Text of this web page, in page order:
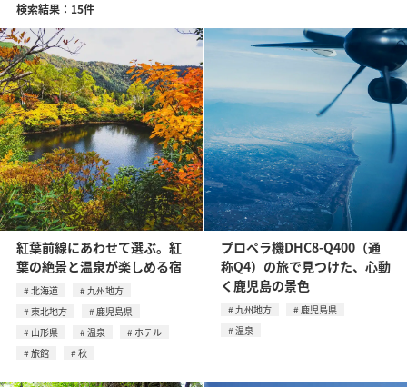
検索結果：15件
紅葉前線にあわせて選ぶ。紅
葉の絶景と温泉が楽しめる宿
北海道
九州地方
東北地方
鹿児島県
山形県
温泉
ホテル
旅館
秋
プロペラ機DHC8-Q400（通
称Q4）の旅で見つけた、心動
く鹿児島の景色
九州地方
鹿児島県
温泉